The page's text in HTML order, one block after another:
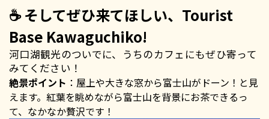
☕ そしてぜひ来てほしい、Tourist
Base Kawaguchiko!
河口湖観光のついでに、うちのカフェにもぜひ寄って
みてください！
絶景ポイント ：屋上や大きな窓から富士山がドーン！と見
えます。紅葉を眺めながら富士山を背景にお茶できるっ
て、なかなか贅沢です！